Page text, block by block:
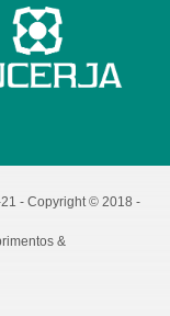
- Copyright © 2018 -
&